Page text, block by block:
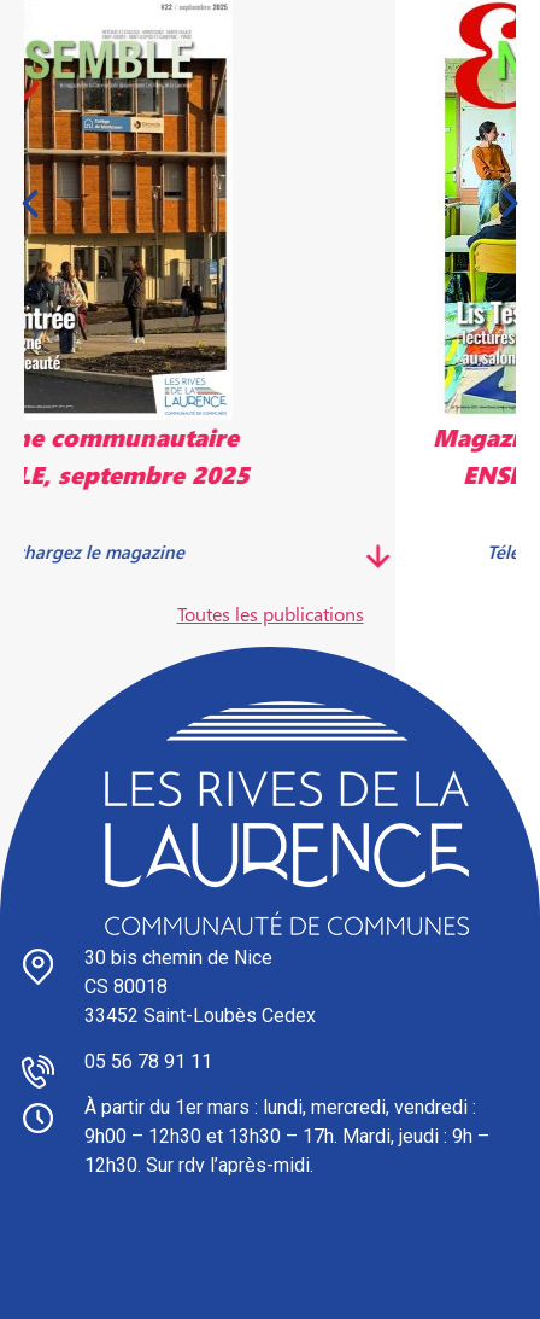
30 bis chemin de Nice
CS 80018
33452 Saint-Loubès Cedex
05 56 78 91 11
À partir du 1er mars : l undi, mercredi, vendredi :
9h00 – 12h30 et 13h30 – 17h. Mardi, jeudi : 9h –
12h30. Sur rdv l’après-midi.
Magazine communautaire
ENSEMBLE, mai 2025
Télécharger le magazine
Toutes les publications